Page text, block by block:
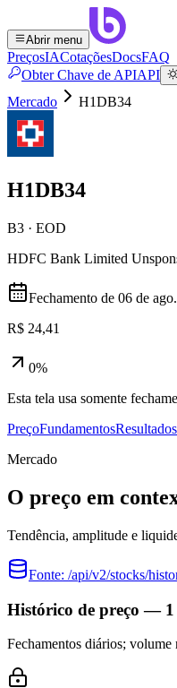
Abrir menu
PreçosIACotaçõesDocsFAQ
Obter Chave de APIAPI
Mercado H1DB34
H1DB34
B3 · EOD
HDFC Bank Limited
Fechamento de 06 de
R$ 24,41
0%
Esta tela usa somente
PreçoFundamentosResultados
Mercado
O preço em
Tendência, amplitude e
Fonte: /api/v2/stocks/
Histórico de preço — 1
Fechamentos diários;